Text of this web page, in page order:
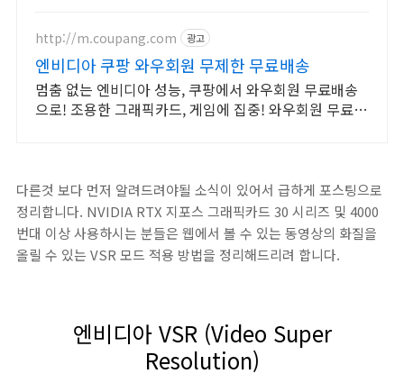
http://m.coupang.com 광고
엔비디아 쿠팡 와우회원 무제한 무료배송
멈춤 없는 엔비디아 성능, 쿠팡에서 와우회원 무료배송
으로! 조용한 그래픽카드, 게임에 집중! 와우회원 무료반
다른것 보다 먼저 알려드려야될 소식이 있어서 급하게 포스팅으로
정리합니다. NVIDIA RTX 지포스 그래픽카드 30 시리즈 및 4000
번대 이상 사용하시는 분들은 웹에서 볼 수 있는 동영상의 화질을
올릴 수 있는 VSR 모드 적용 방법을 정리해드리려 합니다.
엔비디아 VSR (Video Super
Resolution)